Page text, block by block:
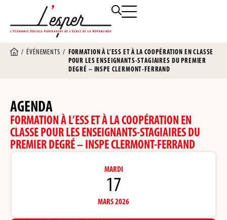
/ÉVÉNEMENTS / FORMATION À L’ESS ET À LA COOPÉRATION EN CLASSE
POUR LES ENSEIGNANTS-STAGIAIRES DU PREMIER
DEGRÉ – INSPE CLERMONT-FERRAND
AGENDA
FORMATION À L’ESS ET À LA COOPÉRATION EN
CLASSE POUR LES ENSEIGNANTS-STAGIAIRES DU
PREMIER DEGRÉ – INSPE CLERMONT-FERRAND
MARDI
17
MARS 2026